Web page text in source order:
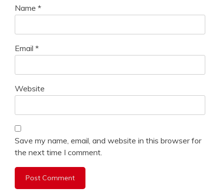
Name *
Email *
Website
Save my name, email, and website in this browser for
the next time I comment.